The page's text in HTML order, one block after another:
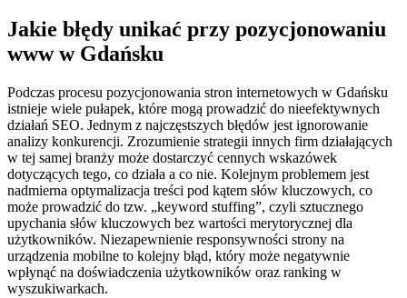
Jakie błędy unikać przy pozycjonowaniu
www w Gdańsku
Podczas procesu pozycjonowania stron internetowych w Gdańsku
istnieje wiele pułapek, które mogą prowadzić do nieefektywnych
działań SEO. Jednym z najczęstszych błędów jest ignorowanie
analizy konkurencji. Zrozumienie strategii innych firm działających
w tej samej branży może dostarczyć cennych wskazówek
dotyczących tego, co działa a co nie. Kolejnym problemem jest
nadmierna optymalizacja treści pod kątem słów kluczowych, co
może prowadzić do tzw. „keyword stuffing”, czyli sztucznego
upychania słów kluczowych bez wartości merytorycznej dla
użytkowników. Niezapewnienie responsywności strony na
urządzenia mobilne to kolejny błąd, który może negatywnie
wpłynąć na doświadczenia użytkowników oraz ranking w
wyszukiwarkach.